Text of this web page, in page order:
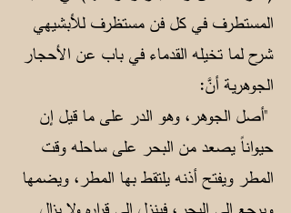
المستطرف في كل فن مستظرف للأبشيهي
شرح لما تخيله القدماء في باب عن الأحجار
الجوهرية أنَّ:
"أصل الجوهر، وهو الدر على ما قيل إن
حيواناً يصعد من البحر على ساحله وقت
المطر ويفتح أذنه يلتقط بها المطر، ويضمها